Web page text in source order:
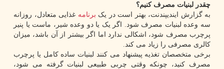
چقدر لبنیات مصرف کنیم؟
به گزارش ایندیپندنت، بهتر است در یک برنامه غذایی متعادل، روزانه
سه وعده لبنیات مصرف شود. اگر یک یا دو وعده شیر، ماست یا پنیر
پرچرب مصرف شود، اشکالی ندارد اما اگر بیشتر از آن باشد، میزان
کالری مصرفی را زیاد می کند.
برخی متخصصان تغذیه پیشنهاد می کنند لبنیات ساده کامل یا پرچرب
مصرف کنید، چونکه وقتی چربی طبیعی لبنیات گرفته می شود،